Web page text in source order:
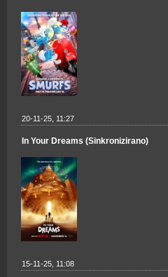
20-11-25, 11:27
In Your Dreams (Sinkronizirano)
15-11-25, 11:08